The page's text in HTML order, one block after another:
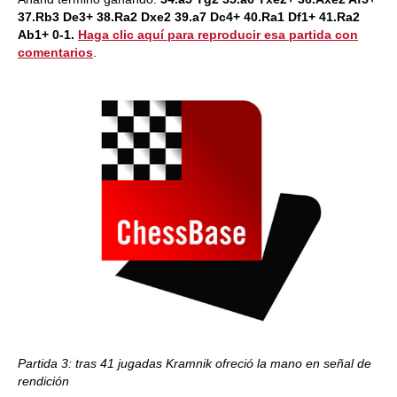
37.Rb3 De3+ 38.Ra2 Dxe2 39.a7 Dc4+ 40.Ra1 Df1+ 41.Ra2
Ab1+ 0-1. Haga clic aquí para reproducir esa partida con
comentarios
Partida 3: tras 41 jugadas Kramnik ofreció la mano en señal de
rendición